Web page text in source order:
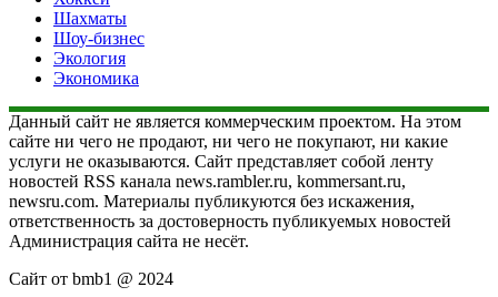
Шахматы
Шоу-бизнес
Экология
Экономика
Данный сайт не является коммерческим проектом. На этом
сайте ни чего не продают, ни чего не покупают, ни какие
услуги не оказываются. Сайт представляет собой ленту
новостей RSS канала news.rambler.ru, kommersant.ru,
newsru.com. Материалы публикуются без искажения,
ответственность за достоверность публикуемых новостей
Администрация сайта не несёт.
Сайт от bmb1 @ 2024